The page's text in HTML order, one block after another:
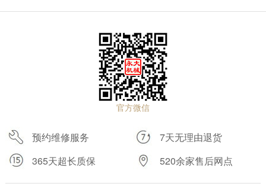
官方微信
预约维修服务
7天无理由退货
365天超长质保
520余家售后网点